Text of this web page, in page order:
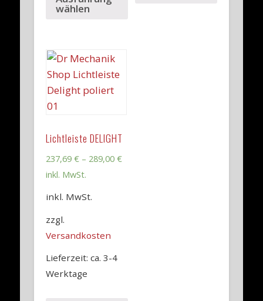
wählen
Lichtleiste DELIGHT
237,69€ – 289,00€
inkl. MwSt.
inkl. MwSt.
zzgl.
Versandkosten
Lieferzeit: ca. 3-4
Werktage